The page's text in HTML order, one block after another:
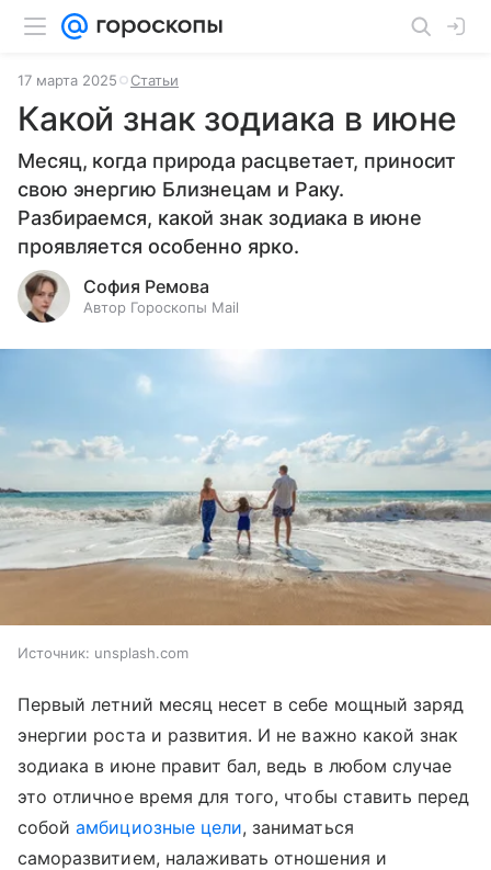
17 марта 2025 Статьи
Какой знак зодиака в июне
Месяц, когда природа расцветает, приносит
свою энергию Близнецам и Раку.
Разбираемся, какой знак зодиака в июне
проявляется особенно ярко.
София Ремова
Автор Гороскопы Mail
Источник: unsplash.com
Первый летний месяц несет в себе мощный заряд
энергии роста и развития. И не важно какой знак
зодиака в июне правит бал, ведь в любом случае
это отличное время для того, чтобы ставить перед
собойамбициозные цели, заниматься
саморазвитием, налаживать отношения и